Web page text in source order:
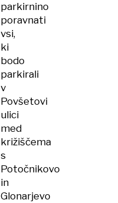
parkirnino
poravnati
vsi,
ki
bodo
parkirali
v
Povšetovi
ulici
med
križiščema
s
Potočnikovo
in
Glonarjevo